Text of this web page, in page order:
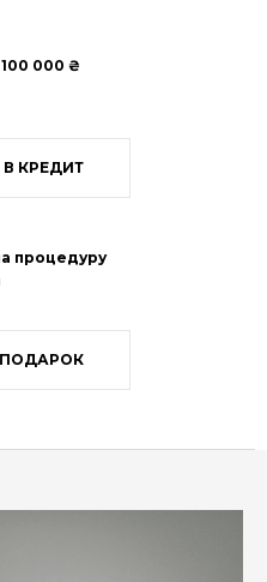
000 ₴
КРЕДИТ
процедуру
ПОДАРОК